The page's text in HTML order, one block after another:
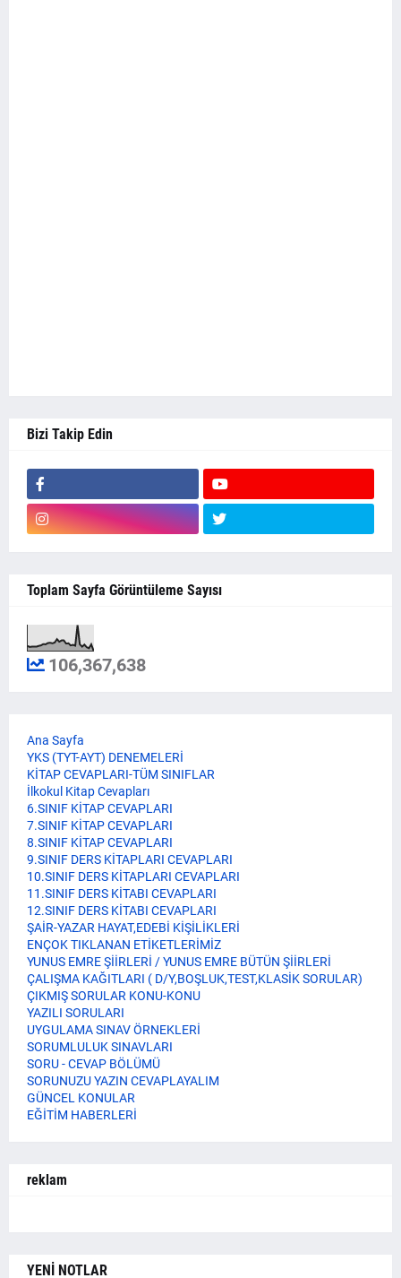
Bizi Takip Edin
Toplam Sayfa Görüntüleme Sayısı
106,367,638
Ana Sayfa
YKS (TYT-AYT) DENEMELERİ
KİTAP CEVAPLARI-TÜM SINIFLAR
İlkokul Kitap Cevapları
6.SINIF KİTAP CEVAPLARI
7.SINIF KİTAP CEVAPLARI
8.SINIF KİTAP CEVAPLARI
9.SINIF DERS KİTAPLARI CEVAPLARI
10.SINIF DERS KİTAPLARI CEVAPLARI
11.SINIF DERS KİTABI CEVAPLARI
12.SINIF DERS KİTABI CEVAPLARI
ŞAİR-YAZAR HAYAT,EDEBİ KİŞİLİKLERİ
ENÇOK TIKLANAN ETİKETLERİMİZ
YUNUS EMRE ŞİİRLERİ / YUNUS EMRE BÜTÜN ŞİİRLERİ
ÇALIŞMA KAĞITLARI ( D/Y,BOŞLUK,TEST,KLASİK SORULAR)
ÇIKMIŞ SORULAR KONU-KONU
YAZILI SORULARI
UYGULAMA SINAV ÖRNEKLERİ
SORUMLULUK SINAVLARI
SORU - CEVAP BÖLÜMÜ
SORUNUZU YAZIN CEVAPLAYALIM
GÜNCEL KONULAR
EĞİTİM HABERLERİ
reklam
YENİ NOTLAR